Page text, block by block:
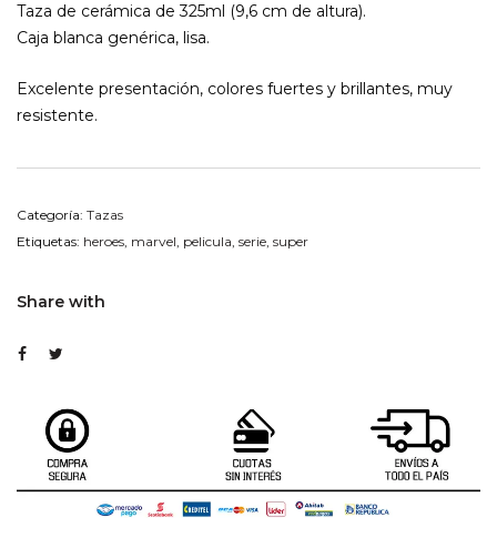
Taza de cerámica de 325ml (9,6 cm de altura).
Caja blanca genérica, lisa.
Excelente presentación, colores fuertes y brillantes, muy
resistente.
Categoría: Tazas
Etiquetas: heroes, marvel, pelicula, serie, super
Share with